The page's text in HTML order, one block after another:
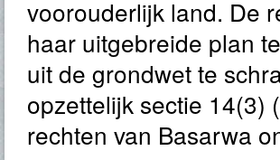
voorouderlijk land. De
haar uitgebreide plan
uit de grondwet te
opzettelijk sectie 14(3)
rechten van Basarwa